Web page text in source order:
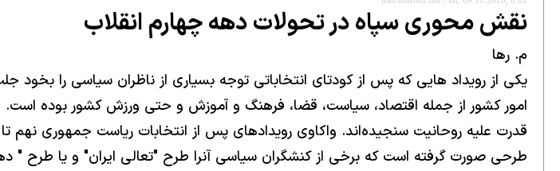
نقش محورى سپاه در تحولات دهه چهارم انقلاب
م. رها
يكى از رويداد هايى كه پس از كودتاى انتخاباتى توجه بسيارى از ناظران سياسى را
امور كشور از جمله اقتصاد، سياست، قضا، فرهنگ و آموزش و حتى ورزش كشور بوده است.
قدرت عليه روحانيت سنجيده‌اند. واكاوى رويدادهاى پس از انتخابات رياست جمهورى